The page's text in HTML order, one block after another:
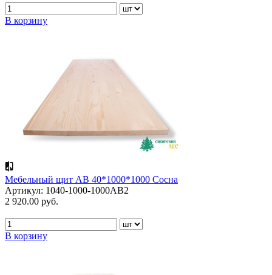
В корзину
Мебельный щит АВ 40*1000*1000 Сосна
Артикул: 1040-1000-1000АВ2
2 920.00 руб.
В корзину